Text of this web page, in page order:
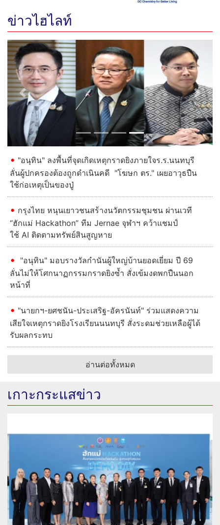
ข่าวไฮไลท์
Previous Next
"อนุทิน" ลงพื้นที่จุดเกิดเหตุกราดยิงภายใจร.ร.นนทบุรี
ลั่นผู้ปกครองต้องถูกดําเนินคดี "โฆษก ตร." เผยอาวุธปืน
ใช้ก่อเหตุเป็นของปู่
กรุงไทย หนุนเยาวชนสร้างนวัตกรรมชุมชน ผ่านเวที
“ฮักแม่ Hackathon” ทีม Jernae จุฬาฯ คว้าแชมป์
ใช้ AI ติดตามทรัพย์สินสูญหาย
"อนุทิน" มอบรางวัลกำนันผู้ใหญ่บ้านยอดเยี่ยม ปี 69
ลั่นไม่ให้โศกนาฏกรรมกราดยิงซ้ำ สั่งเข้มงดพกปืนนอก
หน้าที่
"นายกฯ-ยศชนัน-ประเสริฐ-อัครนันท์" ร่วมแสดงความ
เสียใจเหตุกราดยิงโรงเรียนนนทบุรี สั่งระดมช่วยเหลือผู้ได้
รับผลกระทบ
อ่านต่อทั้งหมด
เกาะกระแสข่าว